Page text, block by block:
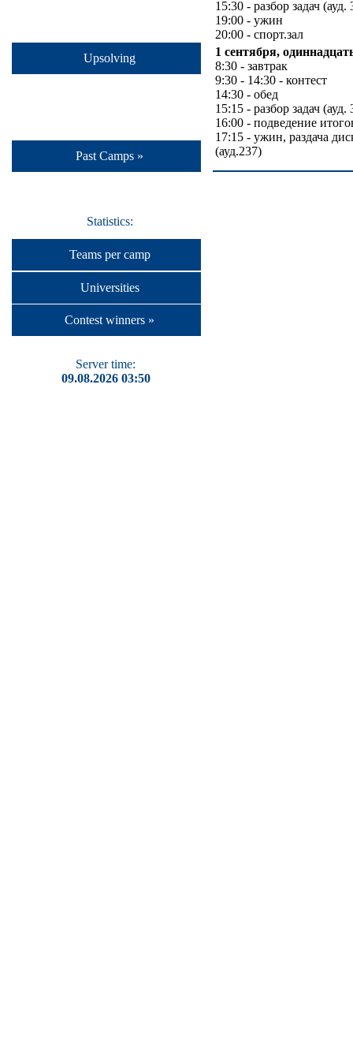
Upsolving
Past Camps »
Statistics:
Teams per camp
Universities
Contest winners »
Server time:
09.08.2026 03:50
15:30 - разбор задач (ауд.
19:00 - ужин
20:00 - спорт.зал
1 сентября,
8:30 - завтрак
9:30 - 14:30 - контест
14:30 - обед
15:15 - разбор задач (ауд.
16:00 - подведение
17:15 - ужин, раздача
(ауд.237)